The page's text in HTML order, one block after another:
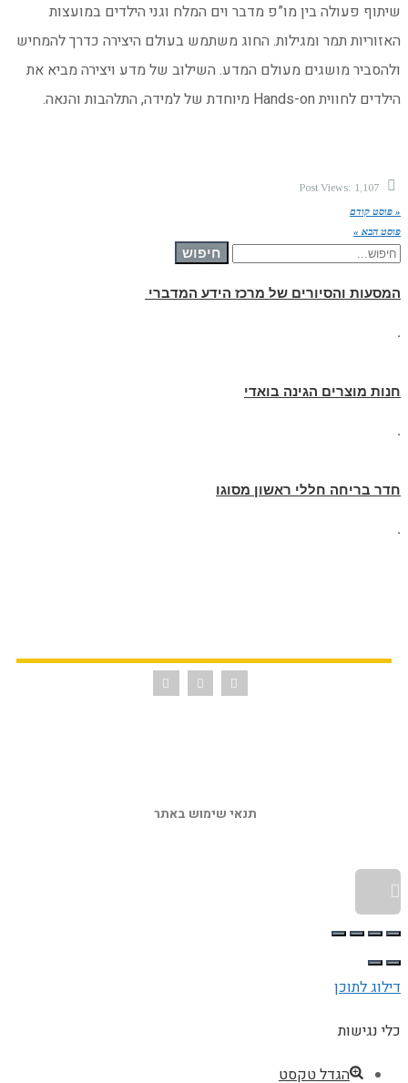
שיתוף פעולה בין מו”פ מדבר וים המלח וגני הילדים במועצות
האזוריות תמר ומגילות. החוג משתמש בעולם היצירה כדרך להמחיש
ולהסביר מושגים מעולם המדע. השילוב של מדע ויצירה מביא את
הילדים לחווית Hands-on מיוחדת של למידה, התלהבות והנאה.
Post Views: 1,107
« פוסט קודם
פוסט הבא »
חיפוש עבור: חיפוש
המסעות והסיורים של מרכז הידע המדברי
.
חנות מוצרים הגינה בואדי
.
חדר בריחה חללי ראשון מסוגו
.
תנאי שימוש באתר
דילוג לתוכן
כלי נגישות
הגדל טקסט